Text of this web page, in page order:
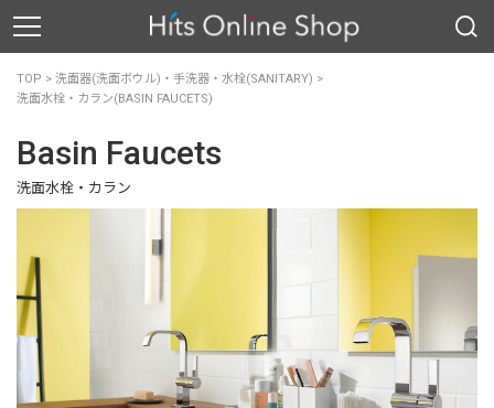
TOP > 洗面器(洗面ボウル)・手洗器・水栓(SANITARY) >
洗面水栓・カラン(BASIN FAUCETS)
Basin Faucets
洗面水栓・カラン